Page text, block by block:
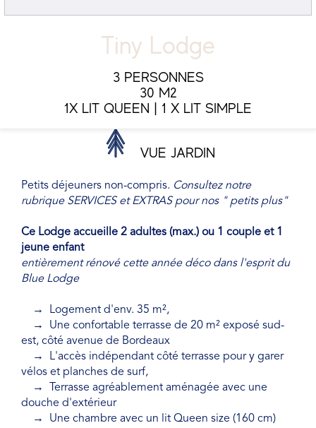
Tiny Lodge
3 PERSONNES
30 M2
1X LIT QUEEN
1 X LIT SIMPLE
VUE JARDIN
Petits déjeuners non-compris. Consultez notre
rubrique SERVICES et EXTRAS pour nos " petits plus"
Ce Lodge accueille 2 adultes (max.) ou 1 couple et 1
jeune enfant
entièrement rénové cette année déco dans l'esprit du
Blue Lodge
→ Logement d'env. 35 m²,
→ Une confortable terrasse de 20 m² exposé sud-
est, côté avenue de Bordeaux
→ L'accès indépendant côté terrasse pour y garer
vélos et planches de surf,
→ Terrasse agréablement aménagée avec une
douche d'extérieur
→ Une chambre avec un lit Queen size (160 cm)